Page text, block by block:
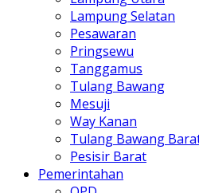
Lampung Selatan
Pesawaran
Pringsewu
Tanggamus
Tulang Bawang
Mesuji
Way Kanan
Tulang Bawang
Pesisir Barat
Pemerintahan